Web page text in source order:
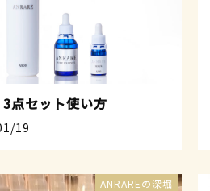
点セット使い方
19
ANRAREの深堀